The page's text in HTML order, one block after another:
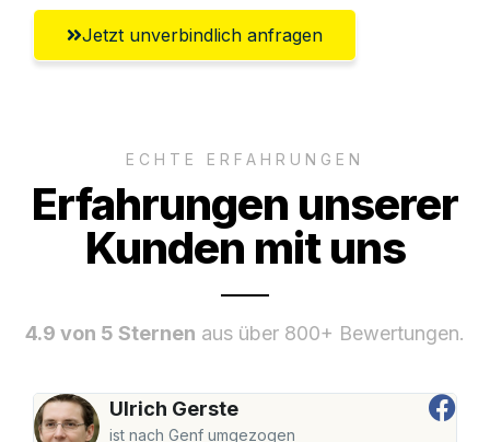
Jetzt unverbindlich anfragen
ECHTE ERFAHRUNGEN
Erfahrungen unserer
Kunden mit uns
4.9 von 5 Sternen aus über 800+ Bewertungen.
Ulrich Gerste
ist nach Genf umgezogen